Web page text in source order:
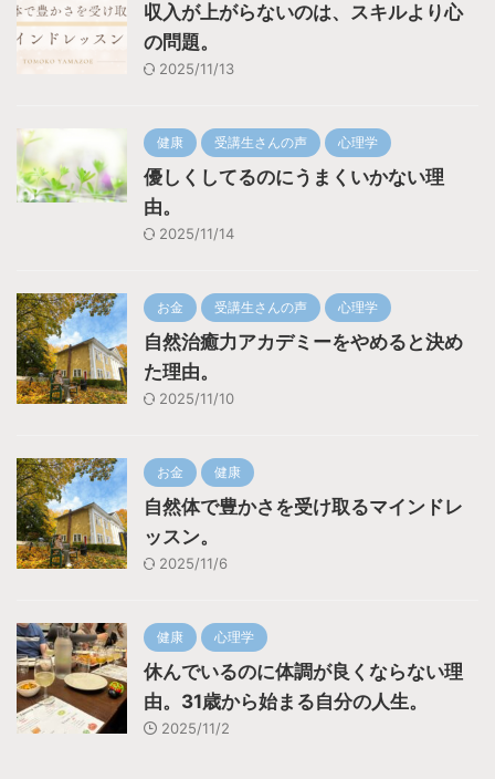
収入が上がらないのは、スキルより心
の問題。
2025/11/13
健康 受講生さんの声 心理学
優しくしてるのにうまくいかない理
由。
2025/11/14
お金 受講生さんの声 心理学
自然治癒力アカデミーをやめると決め
た理由。
2025/11/10
お金 健康
自然体で豊かさを受け取るマインドレ
ッスン。
2025/11/6
健康 心理学
休んでいるのに体調が良くならない理
由。31歳から始まる自分の人生。
2025/11/2